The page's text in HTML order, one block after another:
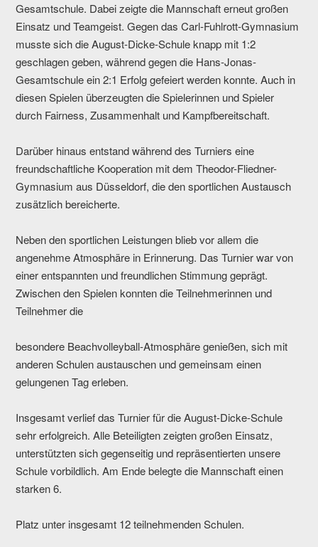
Gesamtschule. Dabei zeigte die Mannschaft erneut großen
Einsatz und Teamgeist. Gegen das Carl-Fuhlrott-Gymnasium
musste sich die August-Dicke-Schule knapp mit 1:2
geschlagen geben, während gegen die Hans-Jonas-
Gesamtschule ein 2:1 Erfolg gefeiert werden konnte. Auch in
diesen Spielen überzeugten die Spielerinnen und Spieler
durch Fairness, Zusammenhalt und Kampfbereitschaft.
Darüber hinaus entstand während des Turniers eine
freundschaftliche Kooperation mit dem Theodor-Fliedner-
Gymnasium aus Düsseldorf, die den sportlichen Austausch
zusätzlich bereicherte.
Neben den sportlichen Leistungen blieb vor allem die
angenehme Atmosphäre in Erinnerung. Das Turnier war von
einer entspannten und freundlichen Stimmung geprägt.
Zwischen den Spielen konnten die Teilnehmerinnen und
Teilnehmer die
besondere Beachvolleyball-Atmosphäre genießen, sich mit
anderen Schulen austauschen und gemeinsam einen
gelungenen Tag erleben.
Insgesamt verlief das Turnier für die August-Dicke-Schule
sehr erfolgreich. Alle Beteiligten zeigten großen Einsatz,
unterstützten sich gegenseitig und repräsentierten unsere
Schule vorbildlich. Am Ende belegte die Mannschaft einen
starken 6.
Platz unter insgesamt 12 teilnehmenden Schulen.